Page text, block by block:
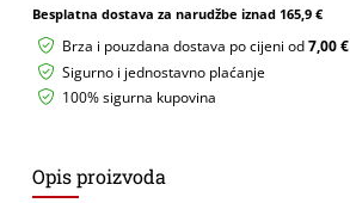
Besplatna dostava za narudžbe iznad 165,9 €
Brza i pouzdana dostava po cijeni od7,00 €
Sigurno i jednostavno plaćanje
100% sigurna kupovina
Opis proizvoda